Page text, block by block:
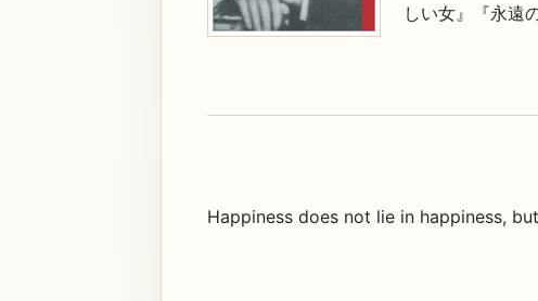
しい女』『永遠
Happiness does not lie in happiness,